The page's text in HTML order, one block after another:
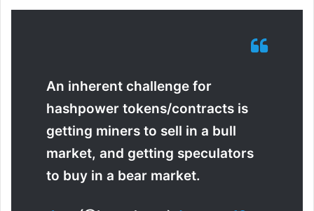
An inherent challenge for
hashpower tokens/contracts is
getting miners to sell in a bull
market, and getting speculators
to buy in a bear market.